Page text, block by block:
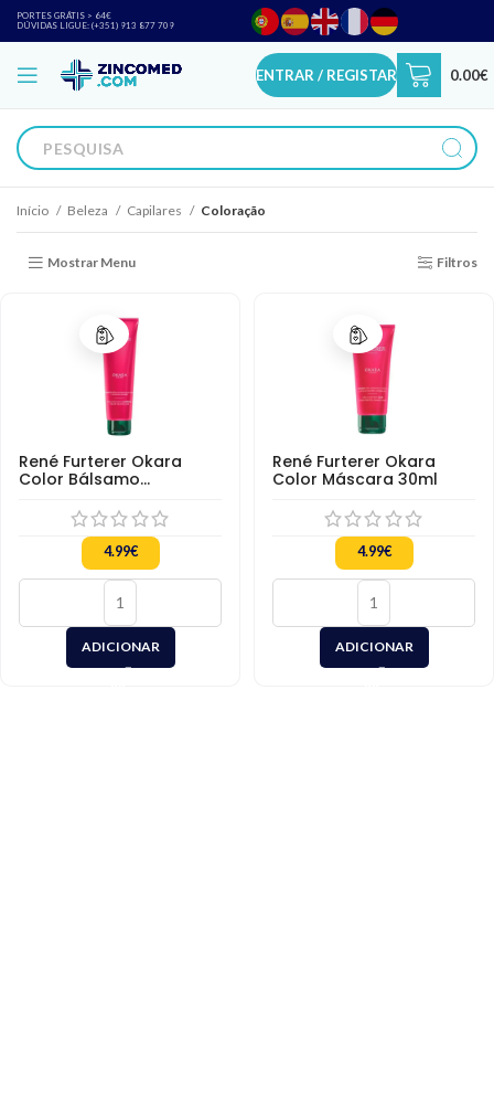
PORTES GRÁTIS > 64€
DÚVIDAS LIGUE: (+351) 913 877 709
ENTRAR / REGISTAR 0.00€
Início Beleza Capilares Coloração
Mostrar Menu Filtros
René Furterer Okara
Color Bálsamo
4.99€
ADICIONAR
René Furterer Okara
Color Máscara 30ml
4.99€
ADICIONAR